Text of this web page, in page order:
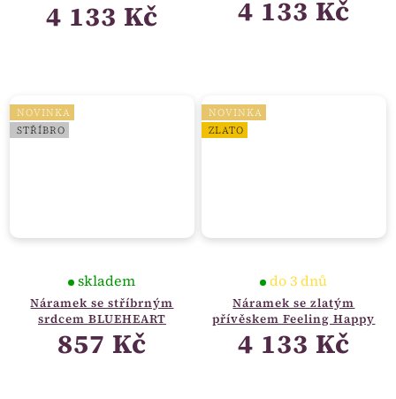
4 133 Kč 4 133 Kč
NOVINKA
STŘÍBRO
Náramek se stříbrným
srdcem BLUEHEART
skladem
857 Kč
NOVINKA
ZLATO
Náramek se zlatým
přívěskem Feeling Happy
do 3 dnů
4 133 Kč